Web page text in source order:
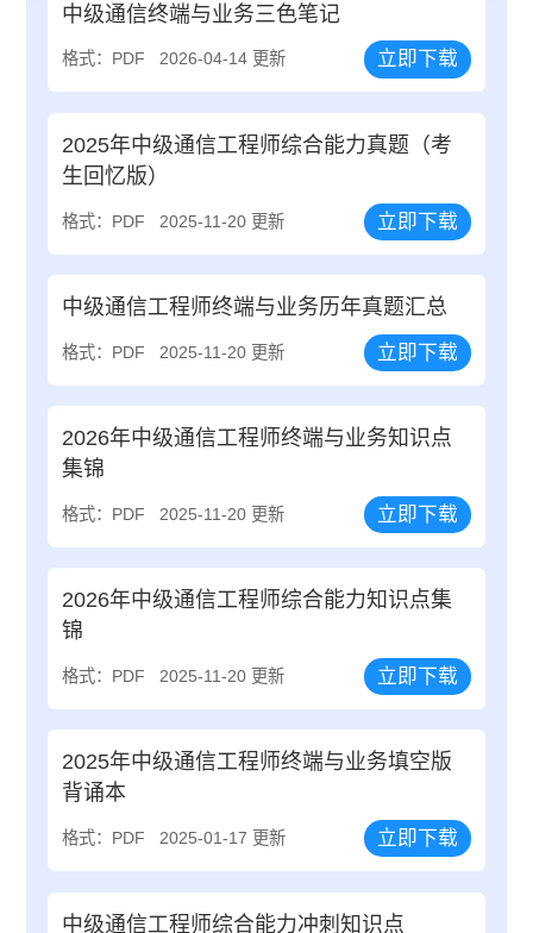
中级通信终端与业务三色笔记
格式：PDF 2026-04-14 更新 立即下载
2025年中级通信工程师综合能力真题（考
生回忆版）
格式：PDF 2025-11-20 更新 立即下载
中级通信工程师终端与业务历年真题汇总
格式：PDF 2025-11-20 更新 立即下载
2026年中级通信工程师终端与业务知识点
集锦
格式：PDF 2025-11-20 更新 立即下载
2026年中级通信工程师综合能力知识点集
锦
格式：PDF 2025-11-20 更新 立即下载
2025年中级通信工程师终端与业务填空版
背诵本
格式：PDF 2025-01-17 更新 立即下载
中级通信工程师综合能力冲刺知识点